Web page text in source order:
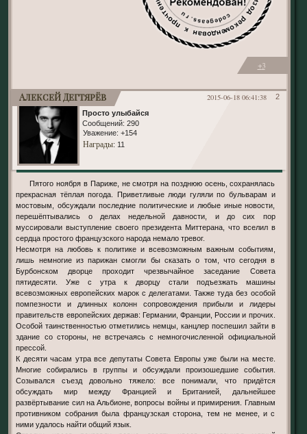
+3
2
2015-06-18 06:41:38
Алексей Дегтярёв
Просто улыбайся
Сообщений: 290
Уважение: +154
Награды: 11
Пятого ноября в Париже, не смотря на позднюю осень, сохранялась
прекрасная тёплая погода. Приветливые люди гуляли по бульварам и
мостовым, обсуждали последние политические и любые иные новости,
перешёптывались о делах недельной давности, и до сих пор
муссировали выступление своего президента Миттерана, что вселил в
сердца простого французского народа немало тревог.
Несмотря на любовь к политике и всевозможным важным событиям,
лишь немногие из парижан смогли бы сказать о том, что сегодня в
Бурбонском дворце проходит чрезвычайное заседание Совета
пятидесяти. Уже с утра к дворцу стали подъезжать машины
всевозможных европейских марок с делегатами. Также туда без особой
помпезности и длинных колонн сопровождения прибыли и лидеры
правительств европейских держав: Германии, Франции, России и прочих.
Особой таинственностью отметились немцы, канцлер поспешил зайти в
здание со стороны, не встречаясь с немногочисленной официальной
прессой.
К десяти часам утра все депутаты Совета Европы уже были на месте.
Многие собирались в группы и обсуждали произошедшие события.
Созывался съезд довольно тяжело: все понимали, что придётся
обсуждать мир между Францией и Британией, дальнейшее
развёртывание сил на Альбионе, вопросы войны и примирения. Главным
противником собрания была французская сторона, тем не менее, и с
ними удалось найти общий язык.